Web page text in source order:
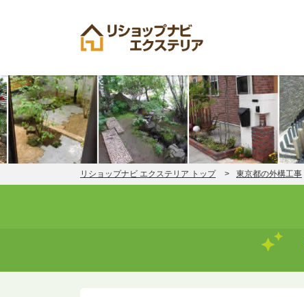
リショップナビ エクステリア トップ 東京都の外構工事